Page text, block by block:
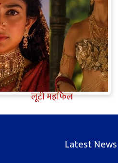
Ramayana Trailer: सीता से
ज्यादा Rakul Preet Singh की
चर्चा, Shurpanakha के लुक ने
लूटी महफिल
Latest News